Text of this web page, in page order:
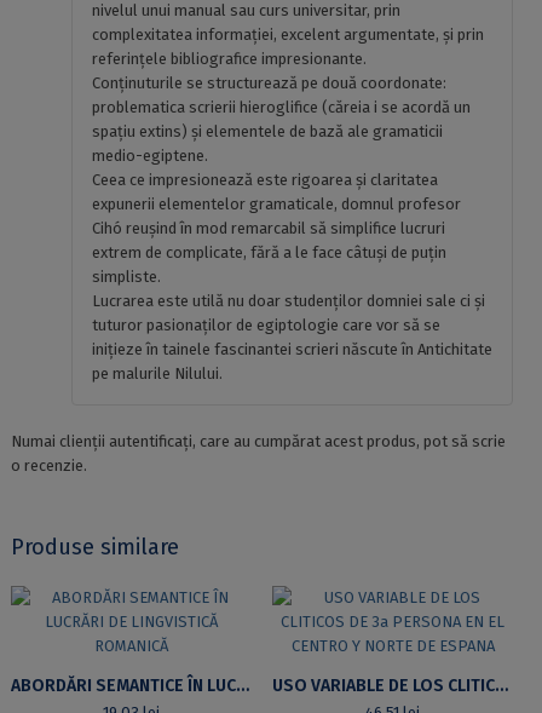
nivelul unui manual sau curs universitar, prin
complexitatea informaţiei, excelent argumentate, şi prin
referinţele bibliografice impresionante.
Conţinuturile se structurează pe două coordonate:
problematica scrierii hieroglifice (căreia i se acordă un
spaţiu extins) şi elementele de bază ale gramaticii
medio-egiptene.
Ceea ce impresionează este rigoarea şi claritatea
expunerii elementelor gramaticale, domnul profesor
Cihó reuşind în mod remarcabil să simplifice lucruri
extrem de complicate, fără a le face câtuşi de puţin
simpliste.
Lucrarea este utilă nu doar studenţilor domniei sale ci şi
tuturor pasionaţilor de egiptologie care vor să se
iniţieze în tainele fascinantei scrieri născute în Antichitate
pe malurile Nilului.
Numai clienții autentificați, care au cumpărat acest produs, pot să scrie
o recenzie.
Produse similare
ABORDĂRI SEMANTICE ÎN LUCRĂRI DE LINGVISTICĂ ROMANICĂ USO VARIABLE DE LOS CLITICOS DE 3A PERSONA EN EL CENTRO Y NORTE DE ESPANA